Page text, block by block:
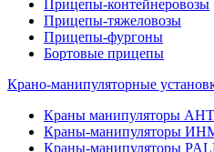
Прицепы-контейнеровозы
Прицепы-тяжеловозы
Прицепы-фургоны
Бортовые прицепы
Крано-манипуляторные
Краны манипуляторы АНТ
Краны-манипуляторы
Краны-манипуляторы